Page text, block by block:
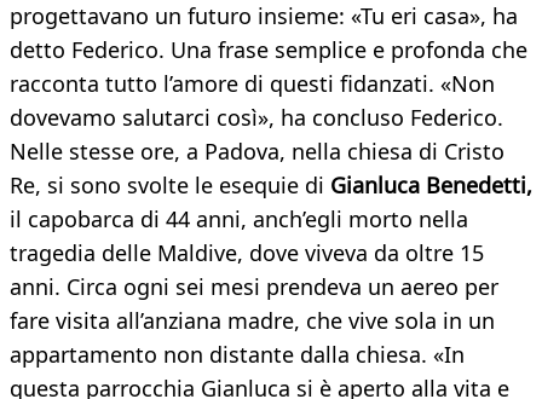
progettavano un futuro insieme: «Tu eri casa», ha
detto Federico. Una frase semplice e profonda che
racconta tutto l’amore di questi fidanzati. «Non
dovevamo salutarci così», ha concluso Federico.
Nelle stesse ore, a Padova, nella chiesa di Cristo
Re, si sono svolte le esequie di Gianluca Benedetti,
il capobarca di 44 anni, anch’egli morto nella
tragedia delle Maldive, dove viveva da oltre 15
anni. Circa ogni sei mesi prendeva un aereo per
fare visita all’anziana madre, che vive sola in un
appartamento non distante dalla chiesa. «In
questa parrocchia Gianluca si è aperto alla vita e